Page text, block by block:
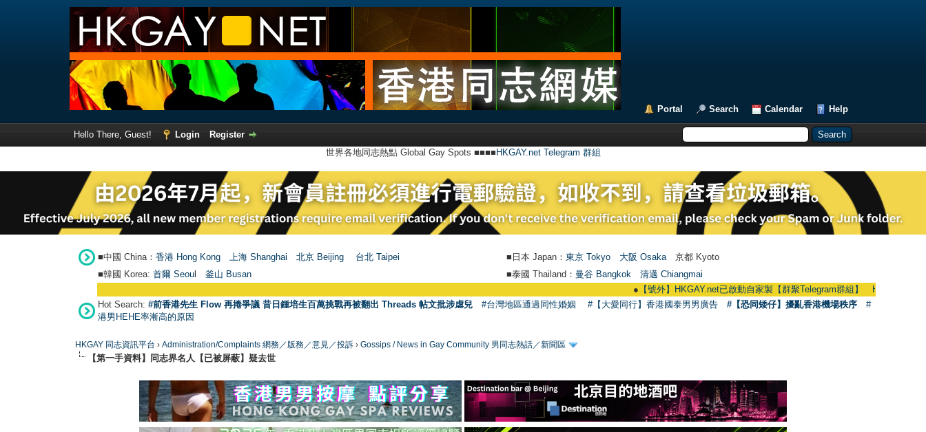
Portal Search Calendar Help
Hello There, Guest! Login
Register
世界各地同志熱點 Global Gay Spots ■■■■ HKGAY.net Telegram 群組
■中國 China： 香港 Hong Kong 上海 Shanghai 北京 Beijing 台北 Taipei ■日本 Japan： 東京 Tokyo 大阪 Osaka 京都 Kyoto
■韓國 Korea: 首爾 Seou 釜山 Busan ■泰國 Thailand： 曼谷 Bangkok
清邁 Chiangmai
【號外】HKGAY.net已啟動自家製【群聚Telegram群組】 HKGAY.net has
Hot Search: #前香港先生 Flow 再捲爭議 昔日鍾培生百萬挑戰再被翻出 Threads 帖文批涉虐兒 #台灣地區通過同性婚姻 #【大愛同行】香港國泰男男廣告 #【恐同矮仔】擾亂香港機場秩序
#
港男HEHE率漸高的原因
HKGAY 同志資訊平台 ›Administration/Complaints 網務／版務／意見／投訴 ›Gossips / News in Gay Community 男同志熱話／新聞區
【第一手資料】同志界名人【已被屏蔽】疑去世